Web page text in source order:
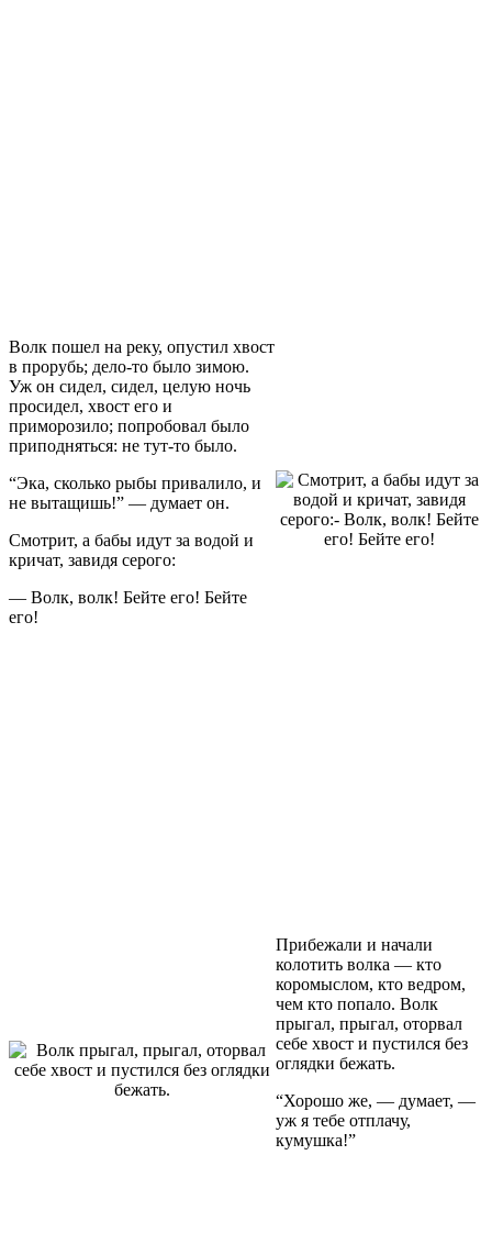
Волк пошел на реку, опустил хвост
в прорубь; дело-то было зимою.
Уж он сидел, сидел, целую ночь
просидел, хвост его и
приморозило; попробовал было
приподняться: не тут-то было.
“Эка, сколько рыбы привалило, и
не вытащишь!” — думает он.
Смотрит, а бабы идут за водой и
кричат, завидя серого:
— Волк, волк! Бейте его! Бейте
его!
Прибежали и начали
колотить волка — кто
коромыслом, кто ведром,
чем кто попало. Волк
прыгал, прыгал, оторвал
себе хвост и пустился без
оглядки бежать.
“Хорошо же, — думает, —
уж я тебе отплачу,
кумушка!”